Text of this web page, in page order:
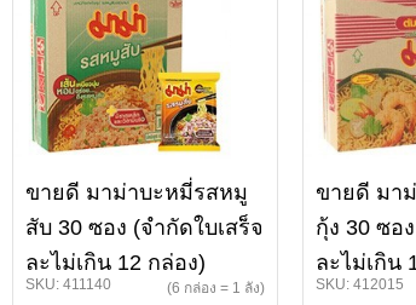
ขายดี มาม่าบะหมี่รสหมู
สับ 30 ซอง (จำกัดใบเสร็จ
ละไม่เกิน 12 กล่อง)
SKU: 411140 (6 กล่อง = 1 ลัง)
ขายดี มา
กุ้ง 30 ซอ
ละไม่เกิน
SKU: 412015